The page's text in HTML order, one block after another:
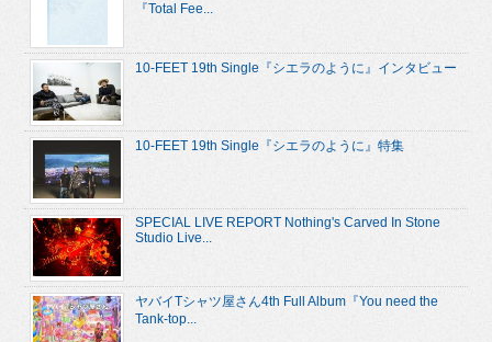
『Total Fee...
10-FEET 19th Single『シエラのように』インタビュー
10-FEET 19th Single『シエラのように』特集
SPECIAL LIVE REPORT Nothing's Carved In Stone
Studio Live...
ヤバイTシャツ屋さん4th Full Album『You need the
Tank-top...